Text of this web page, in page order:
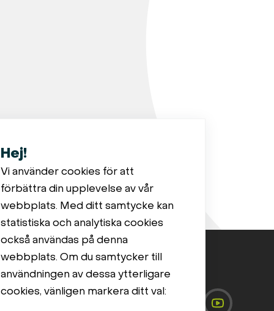
Hej!
Vi använder cookies för att
förbättra din upplevelse av vår
webbplats. Med ditt samtycke kan
statistiska och analytiska cookies
också användas på denna
webbplats. Om du samtycker till
användningen av dessa ytterligare
cookies, vänligen markera ditt val:
för cookies